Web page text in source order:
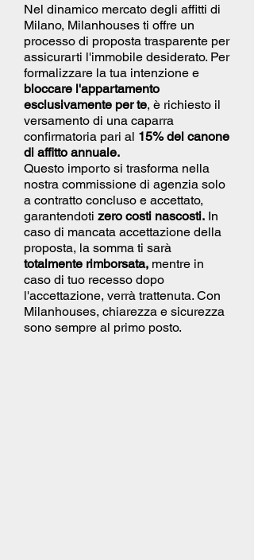
Nel dinamico mercato degli affitti di
Milano, Milanhouses ti offre un
processo di proposta trasparente per
assicurarti l'immobile desiderato. Per
formalizzare la tua intenzione e
bloccare l'appartamento
esclusivamente per te, è richiesto il
versamento di una caparra
confirmatoria pari al 15% del canone
di affitto annuale.
Questo importo si trasforma nella
nostra commissione di agenzia solo
a contratto concluso e accettato,
garantendoti zero costi nascosti. In
caso di mancata accettazione della
proposta, la somma ti sarà
totalmente rimborsata, mentre in
caso di tuo recesso dopo
l'accettazione, verrà trattenuta. Con
Milanhouses, chiarezza e sicurezza
sono sempre al primo posto.